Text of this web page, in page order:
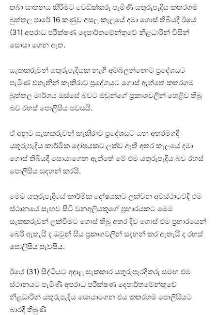
තබා ඝාතනය කිරීමට වෙඩික්කරු පැමිණි යතුරුපැදිය කතරගම
බුත්තල පාරේ 16 කණුව අසල කැලයේ දමා ගොස් තිබියදී ඊයේ
(31) අපරාධ පරීක්ෂණ දෙපාර්තමේන්තුවේ නිළධාරින් විසින්
සොයා ගෙන ඇත.
සැකකරුවන් යතුරුපැදියක නැගී අම්බලන්තොට ප්‍රදේශයට
පැමිණ එතැනින් කැකිරාව ප්‍රදේශයට ගොස් ඇත්තේ කතරගම
බුත්තල මාර්ගය ඔස්සේ බවට ඔවුන්ගේ ප්‍රකාශවලින් හෙළිව තිබූ
බව රහස් පොලිසිය පවසයි.
ඒ අනුව සැකකරුවන් කැකිරාව ප්‍රදේශයට යන අතරමගදී
යතුරුපැදිය කාර්මික දෝෂයකට ලක්ව ඇති අතර කැලයේ දමා
ගොස් තිබියදී සොයාගෙන ඇත්තේ මේ එම යතුරුපැදිය බව රහස්
පොලිසිය සදහන් කරයි.
මෙම යතුරුපැදියේ කාර්මික දෝෂයකට ලක්වන අවස්ථාවේදී එම
ස්ථානයේ සැඟව සිටි වනඅලියකුගේ ප්‍රහාරයකට මෙම
සැකකරුවන් ලක්වීමට ගොස් තිබූ අතර දිව ගොස් එම ප්‍රහාරයෙන්
බෙරී ඇතැයි ද ඔවුන් සිය ප්‍රකාශවලින් සඳහන් කර ඇතැයි ද ‍රහස්
පොලිසිය පැවසීය.
ඊයේ (31) සිද්ධියට අදාළ සැකකාර යතුරුපැරදිකරු සමඟ එම
ස්ථානයට පැමිණි අපරාධ පරීක්ෂණ දෙපාර්තමේන්තුවේ
නිළධාරින් යතුරුපැදිය සොයාගෙන එය කතරගම පොලිසියට
බාරදී තිබුණි